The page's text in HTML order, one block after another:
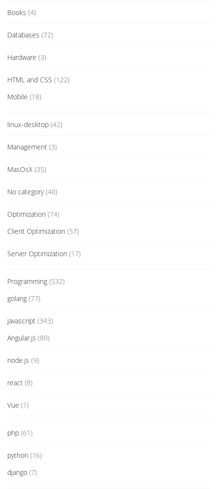
Books (4)
Databases (72)
Hardware (3)
HTML and CSS (122)
Mobile (18)
linux-desktop (42)
Management (3)
MasOsX (35)
No category(40)
Optimization (74)
Client Optimization (57)
Server Optimization (17)
Programming (532)
golang (77)
javascript (343)
Angular.js (80)
node.js (9)
react (8)
Vue (1)
php (61)
python (16)
django (7)